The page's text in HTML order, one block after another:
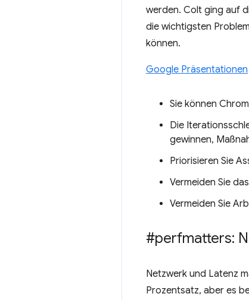
werden. Colt ging auf
die wichtigsten
können.
Google Präsentationen
Sie können
Die
gewinnen,
Priorisieren Sie
Vermeiden Sie
Vermeiden Sie
#perfmatters:
Netzwerk und Latenz
Prozentsatz, aber es